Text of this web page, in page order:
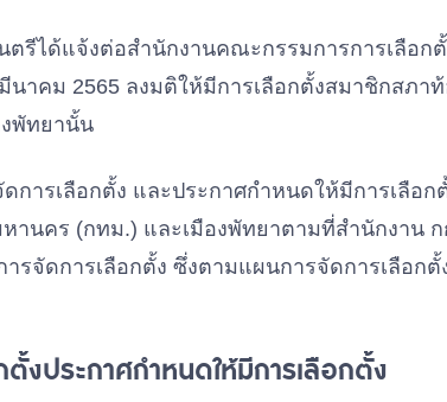
รีได้แจ้งต่อสำนักงานคณะกรรมการการเลือก
นาคม 2565 ลงมติให้มีการเลือกตั้งสมาชิกสภา
พัทยานั้น
ารเลือกตั้ง และประกาศกำหนดให้มีการเลือก
านคร (กทม.) และเมืองพัทยาตามที่สำนักงาน
รจัดการเลือกตั้ง ซึ่งตามแผนการจัดการเลือกตั้
งประกาศกำหนดให้มีการเลือกตั้ง